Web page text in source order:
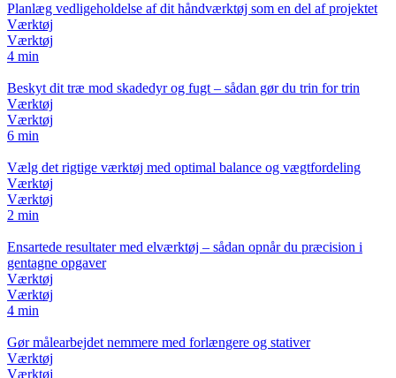
Planlæg vedligeholdelse af dit håndværktøj som en del af projektet
Værktøj
Værktøj
4 min
Beskyt dit træ mod skadedyr og fugt – sådan gør du trin for trin
Værktøj
Værktøj
6 min
Vælg det rigtige værktøj med optimal balance og vægtfordeling
Værktøj
Værktøj
2 min
Ensartede resultater med elværktøj – sådan opnår du præcision i
gentagne opgaver
Værktøj
Værktøj
4 min
Gør målearbejdet nemmere med forlængere og stativer
Værktøj
Værktøj